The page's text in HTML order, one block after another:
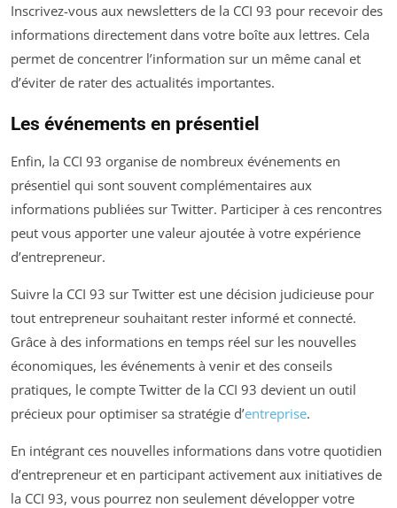
Inscrivez-vous aux newsletters de la CCI 93 pour recevoir des
informations directement dans votre boîte aux lettres. Cela
permet de concentrer l’information sur un même canal et
d’éviter de rater des actualités importantes.
Les événements en présentiel
Enfin, la CCI 93 organise de nombreux événements en
présentiel qui sont souvent complémentaires aux
informations publiées sur Twitter. Participer à ces rencontres
peut vous apporter une valeur ajoutée à votre expérience
d’entrepreneur.
Suivre la CCI 93 sur Twitter est une décision judicieuse pour
tout entrepreneur souhaitant rester informé et connecté.
Grâce à des informations en temps réel sur les nouvelles
économiques, les événements à venir et des conseils
pratiques, le compte Twitter de la CCI 93 devient un outil
précieux pour optimiser sa stratégie d’entreprise.
En intégrant ces nouvelles informations dans votre quotidien
d’entrepreneur et en participant activement aux initiatives de
la CCI 93, vous pourrez non seulement développer votre